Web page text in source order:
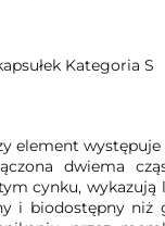
Kategoria S
element
dwiema
cynku,
i biodostępny